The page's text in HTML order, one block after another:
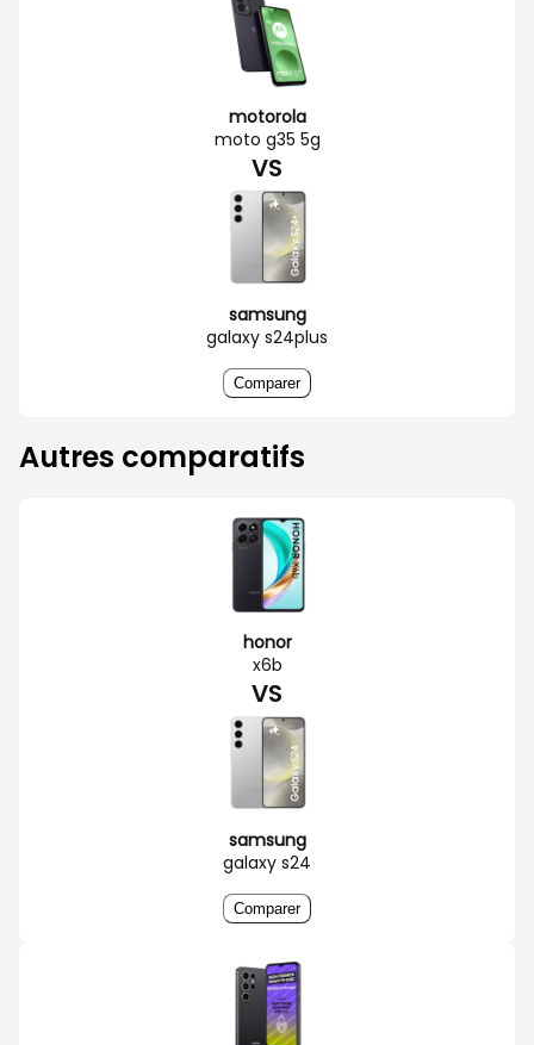
motorola
moto g35 5g
VS
samsung
galaxy s24plus
Comparer
Autres comparatifs
honor
x6b
VS
samsung
galaxy s24
Comparer